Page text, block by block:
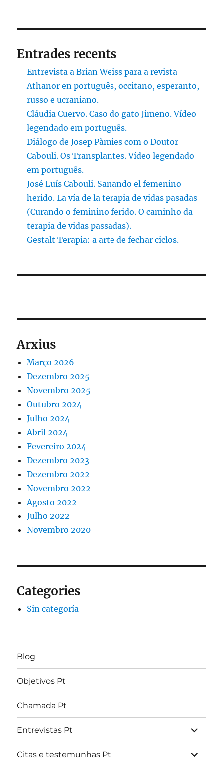
Entrades recents
Entrevista a Brian Weiss para a revista
Athanor en português, occitano, esperanto,
russo e ucraniano.
Cláudia Cuervo. Caso do gato Jimeno. Vídeo
legendado em português.
Diálogo de Josep Pàmies com o Doutor
Cabouli. Os Transplantes. Vídeo legendado
em português.
José Luís Cabouli. Sanando el femenino
herido. La vía de la terapia de vidas pasadas
(Curando o feminino ferido. O caminho da
terapia de vidas passadas).
Gestalt Terapia: a arte de fechar ciclos.
Arxius
Março 2026
Dezembro 2025
Novembro 2025
Outubro 2024
Julho 2024
Abril 2024
Fevereiro 2024
Dezembro 2023
Dezembro 2022
Novembro 2022
Agosto 2022
Julho 2022
Novembro 2020
Categories
Sin categoría
Blog
Objetivos Pt
Chamada Pt
Entrevistas Pt
expandir
Citas e testemunhas Pt
expandir